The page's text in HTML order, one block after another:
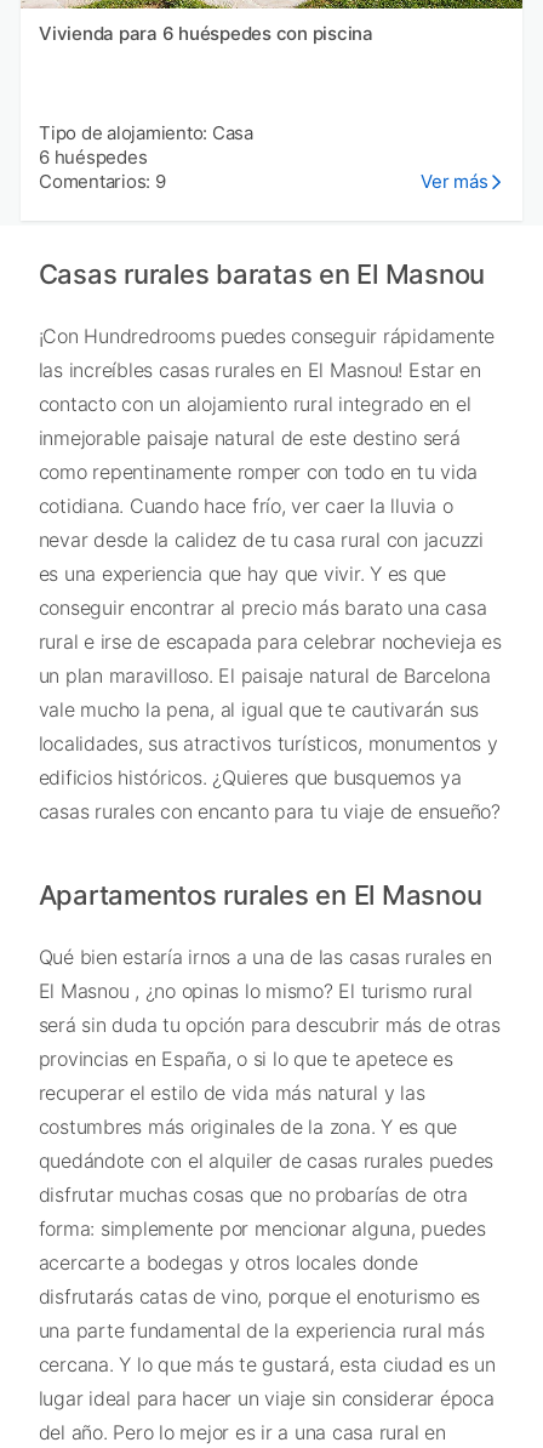
Vivienda para 6 huéspedes con piscina
Tipo de alojamiento: Casa
6 huéspedes
Comentarios: 9
Ver más
Casas rurales baratas en El Masnou
¡Con Hundredrooms puedes conseguir rápidamente
las increíbles casas rurales en El Masnou! Estar en
contacto con un alojamiento rural integrado en el
inmejorable paisaje natural de este destino será
como repentinamente romper con todo en tu vida
cotidiana. Cuando hace frío, ver caer la lluvia o
nevar desde la calidez de tu casa rural con jacuzzi
es una experiencia que hay que vivir. Y es que
conseguir encontrar al precio más barato una casa
rural e irse de escapada para celebrar nochevieja es
un plan maravilloso. El paisaje natural de Barcelona
vale mucho la pena, al igual que te cautivarán sus
localidades, sus atractivos turísticos, monumentos y
edificios históricos. ¿Quieres que busquemos ya
casas rurales con encanto para tu viaje de ensueño?
Apartamentos rurales en El Masnou
Qué bien estaría irnos a una de las casas rurales en
El Masnou , ¿no opinas lo mismo? El turismo rural
será sin duda tu opción para descubrir más de otras
provincias en España, o si lo que te apetece es
recuperar el estilo de vida más natural y las
costumbres más originales de la zona. Y es que
quedándote con el alquiler de casas rurales puedes
disfrutar muchas cosas que no probarías de otra
forma: simplemente por mencionar alguna, puedes
acercarte a bodegas y otros locales donde
disfrutarás catas de vino, porque el enoturismo es
una parte fundamental de la experiencia rural más
cercana. Y lo que más te gustará, esta ciudad es un
lugar ideal para hacer un viaje sin considerar época
del año. Pero lo mejor es ir a una casa rural en